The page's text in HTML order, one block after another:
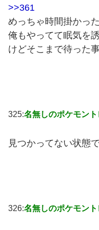
>>361
めっちゃ時間掛かっ
俺もやってて眠気を
けどそこまで待った
325:名無しのポケモン
見つかってない状態
326:名無しのポケモン